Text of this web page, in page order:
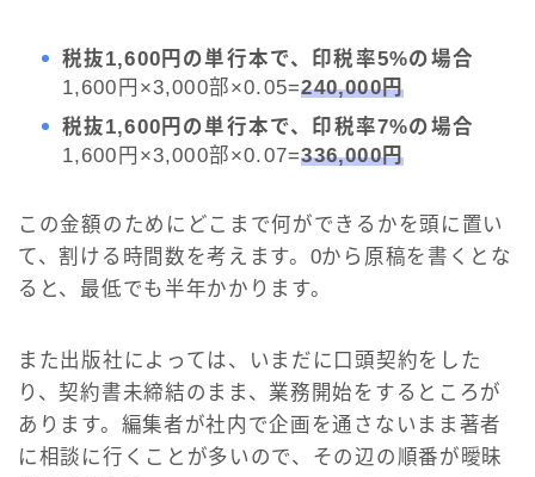
税抜1,600円の単行本で、印税率5%の場合
1,600円×3,000部×0.05=240,000円
税抜1,600円の単行本で、
印税率7%の場合
1,600円×3,000部×0.07=336,000円
この金額のためにどこまで何ができるかを頭に置い
て、割ける時間数を考えます。0から原稿を書くとな
ると、最低でも半年かかります。
また出版社によっては、いまだに口頭契約をした
り、契約書未締結のまま、業務開始をするところが
あります。編集者が社内で企画を通さないまま著者
に相談に行くことが多いので、その辺の順番が曖昧